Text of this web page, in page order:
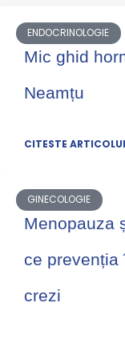
ENDOCRINOLOGIE
Mic ghid
Neamțu
CITESTE
GINECOLOGIE
Menopauza
ce prevenția
crezi